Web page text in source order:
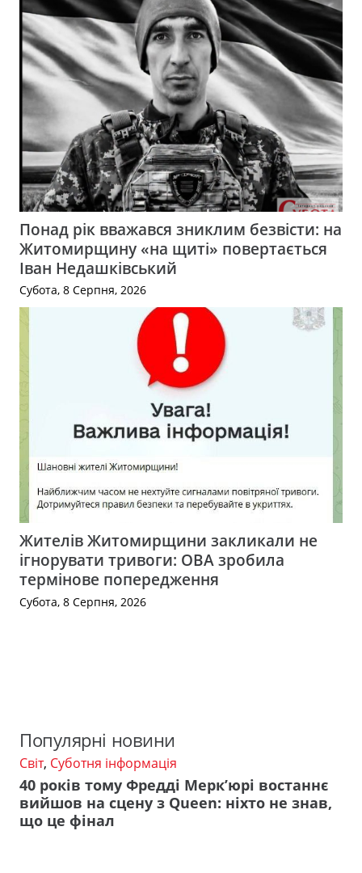
Понад рік вважався зниклим безвісти: на
Житомирщину «на щиті» повертається
Іван Недашківський
Субота, 8 Серпня, 2026
Жителів Житомирщини закликали не
ігнорувати тривоги: ОВА зробила
термінове попередження
Субота, 8 Серпня, 2026
Популярні новини
Світ, Суботня інформація
40 років тому Фредді Мерк’юрі востаннє
вийшов на сцену з Queen: ніхто не знав,
що це фінал